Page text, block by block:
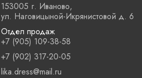
153005 г. Иваново,
ул. Наговицыной-Икрянистовой д. 6
Отдел продаж
+7 (905) 109-38-58
+7 (902) 317-20-05
lika.dress@mail.ru